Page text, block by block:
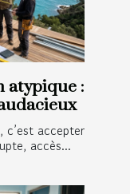
atypique :
c’est accepter
accès...